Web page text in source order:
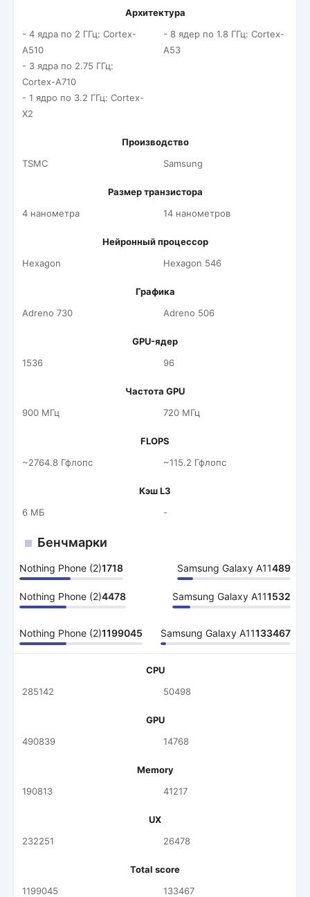
Архитектура
- 4 ядра по 2 ГГц: Cortex-
A510
- 3 ядра по 2.75 ГГц:
Cortex-A710
- 1 ядро по 3.2 ГГц: Cortex-
X2
- 8 ядер по 1.8 ГГц: Cortex-
A53
Производство
TSMC
Samsung
Размер транзистора
4 нанометра
14 нанометров
Нейронный процессор
Hexagon
Hexagon 546
Графика
Adreno 730
Adreno 506
GPU-ядер
1536
96
Частота GPU
900 МГц
720 МГц
FLOPS
~2764.8 Гфлопс
~115.2 Гфлопс
Кэш L3
6 МБ
-
Бенчмарки
Nothing Phone (2)1718 Samsung Galaxy A11489
Nothing Phone (2)4478 Samsung Galaxy A111532
Nothing Phone (2)1199045 Samsung Galaxy A11133467
CPU
285142
50498
GPU
490839
14768
Memory
190813
41217
UX
232251
26478
Total score
1199045
133467